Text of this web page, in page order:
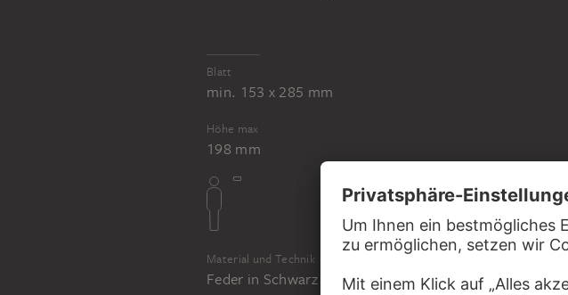
Blatt
min. 153 x 285 mm
Höhe max
198 mm
Material und Technik
Feder in Schwarz auf geripptem Büttenpapier